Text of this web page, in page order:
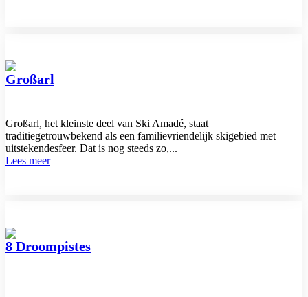
Großarl
Großarl, het kleinste deel van Ski Amadé, staat
traditiegetrouwbekend als een familievriendelijk skigebied met
uitstekendesfeer. Dat is nog steeds zo,...
Lees meer
8 Droompistes